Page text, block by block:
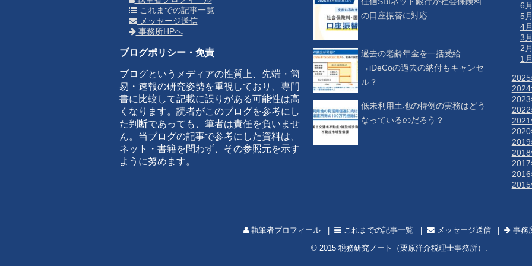
これまでの記事一覧
メッセージ送信
事務所HPへ
ブログポリシー・免責
ブログというメディアの性質上、先端・簡
易・速報の研究姿勢を重視しており、専門
書に比較して記載に誤りがある可能性は高
くなります。読者がこのブログを参考にし
た判断であっても、筆者は責任を負いませ
ん。当ブログの記事で参考にした資料は、
ネット・書籍を問わず、その参照元を示す
ように努めます。
の口座振替に対応
過去の老齢年金を一括受給
→iDeCoの過去の納付もキャンセ
ル？
低未利用土地の特例の実務はどう
なっているのだろう？
6月
5月
4月
3月
2月
1月
執筆者プロフィール これまでの記事一覧 メッセージ送信
事務
© 2015 税務研究ノート（栗原洋介税理士事務所）